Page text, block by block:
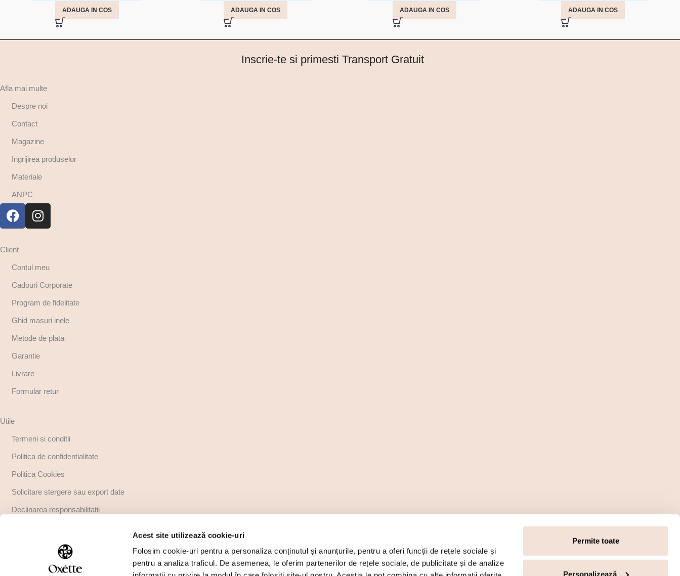
Acest site utilizează cookie-uri
Folosim cookie-uri pentru a personaliza conținutul și anunțurile, pentru a oferi funcții de rețele sociale și
pentru a analiza traficul. De asemenea, le oferim partenerilor de rețele sociale, de publicitate și de analize
Permite toate
Personalizează
ADAUGA IN COS ADAUGA IN COS ADAUGA IN COS ADAUGA IN COS
Inscrie-te si primesti Transport Gratuit
Afla mai multe
Despre noi
Contact
Magazine
Ingrijirea produselor
Materiale
ANPC
Client
Contul meu
Cadouri Corporate
Program de fidelitate
Ghid masuri inele
Metode de plata
Garantie
Livrare
Formular retur
Utile
Termeni si conditii
Politica de confidentialitate
Politica Cookies
Solicitare stergere sau export date
Declinarea responsabilitatii
Regulamente promotii